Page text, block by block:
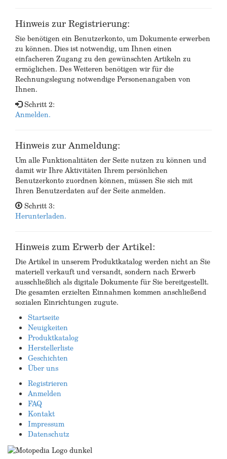
Hinweis zur Registrierung:
Sie benötigen ein Benutzerkonto, um Dokumente erwerben
zu können. Dies ist notwendig, um Ihnen einen
einfacheren Zugang zu den gewünschten Artikeln zu
ermöglichen. Des Weiteren benötigen wir für die
Rechnungslegung notwendige Personenangaben von
Ihnen.
Schritt 2:
Anmelden.
Hinweis zur Anmeldung:
Um alle Funktionalitäten der Seite nutzen zu können und
damit wir Ihre Aktivitäten Ihrem persönlichen
Benutzerkonto zuordnen können, müssen Sie sich mit
Ihren Benutzerdaten auf der Seite anmelden.
Schritt 3:
Herunterladen.
Hinweis zum Erwerb der Artikel:
Die Artikel in unserem Produktkatalog werden nicht an Sie
materiell verkauft und versandt, sondern nach Erwerb
ausschließlich als digitale Dokumente für Sie bereitgestellt.
Die gesamten erzielten Einnahmen kommen anschließend
sozialen Einrichtungen zugute.
Startseite
Neuigkeiten
Produktkatalog
Herstellerliste
Geschichten
Über uns
Registrieren
Anmelden
FAQ
Kontakt
Impressum
Datenschutz